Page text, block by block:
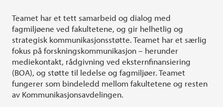
Teamet har et tett samarbeid og dialog med
fagmiljøene ved fakultetene, og gir helhetlig og
strategisk kommunikasjonsstøtte. Teamet har et særlig
fokus på forskningskommunikasjon – herunder
mediekontakt, rådgivning ved eksternfinansiering
(BOA), og støtte til ledelse og fagmiljøer. Teamet
fungerer som bindeledd mellom fakultetene og resten
av Kommunikasjonsavdelingen.